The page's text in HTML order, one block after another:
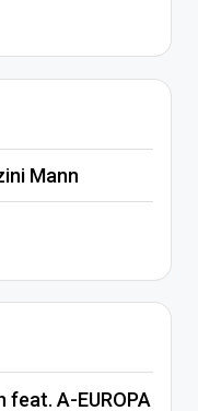
Mann
feat. A-EUROPA